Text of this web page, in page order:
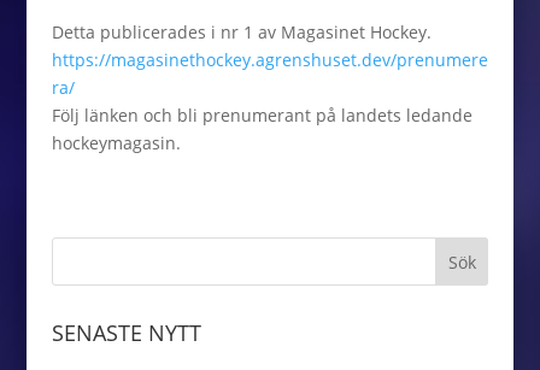
Detta publicerades i nr 1 av Magasinet Hockey.
https://magasinethockey.agrenshuset.dev/prenumere
ra/
Följ länken och bli prenumerant på landets ledande
hockeymagasin.
SENASTE NYTT